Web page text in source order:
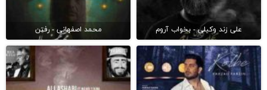
علی زند وکیلی - بخواب آروم محمد اصفهانی - رفتن